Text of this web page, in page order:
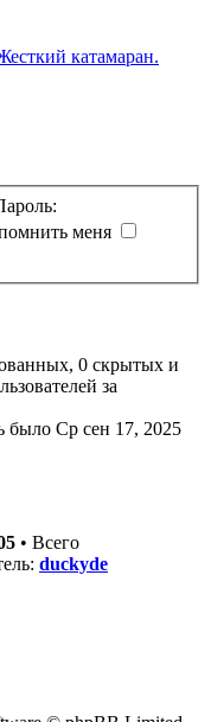
катамаран.
меня
0 скрытых и
за
было Ср сен 17, 2025
• Всего
duckyde